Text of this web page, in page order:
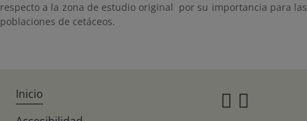
respecto a la zona de estudio original por su importancia para las
poblaciones de cetáceos.
Inicio